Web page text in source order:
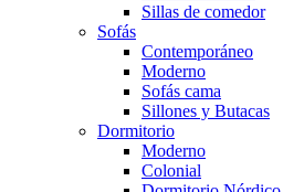
Sillas de comedor
Sofás
Contemporáneo
Moderno
Sofás cama
Sillones y Butacas
Dormitorio
Moderno
Colonial